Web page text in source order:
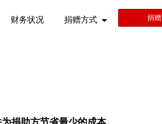
财务状况 捐赠方式 捐赠